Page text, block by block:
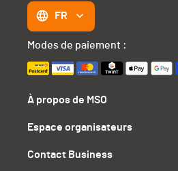
À propos de MSO
Espace organisateurs
Contact Business
FR
Modes de paiement :